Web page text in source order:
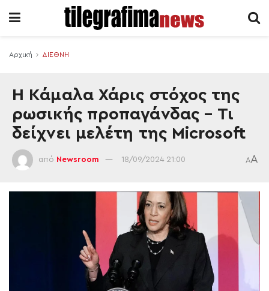
Αρχική ΔΙΕΘΝΗ
Η Κάμαλα Χάρις στόχος της
ρωσικής προπαγάνδας – Τι
δείχνει μελέτη της Microsoft
από Newsroom 18/09/2024 21:00 AA